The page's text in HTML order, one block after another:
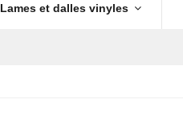
Lames et dalles vinyles